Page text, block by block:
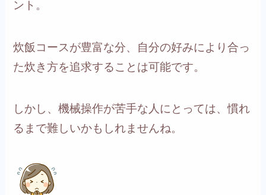
ント。
炊飯コースが豊富な分、自分の好みにより合っ
た炊き方を追求することは可能です。
しかし、機械操作が苦手な人にとっては、慣れ
るまで難しいかもしれませんね。